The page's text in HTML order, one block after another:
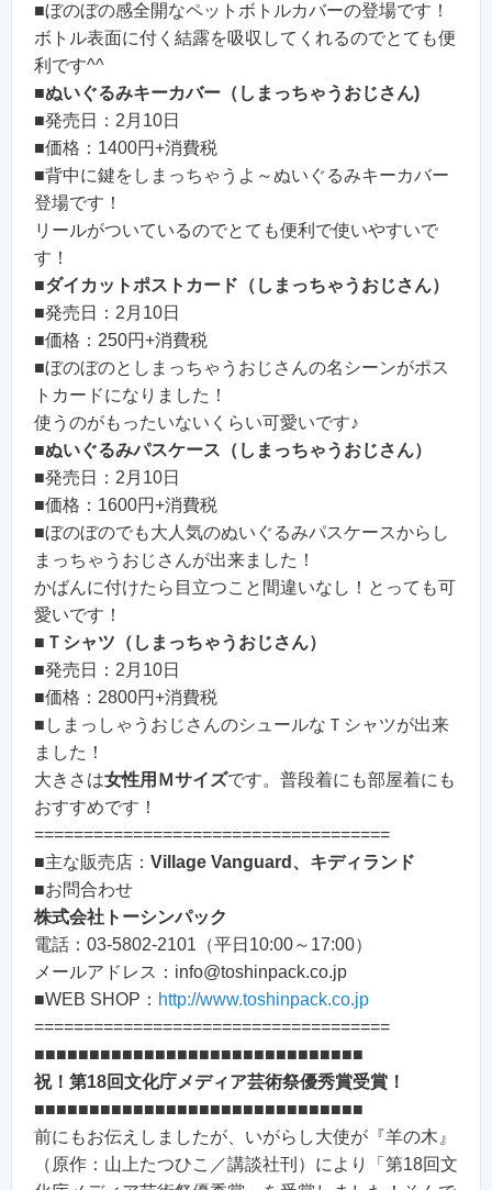
■ぼのぼの感全開なペットボトルカバーの登場です！
ボトル表面に付く結露を吸収してくれるのでとても便
利です^^
■ぬいぐるみキーカバー（しまっちゃうおじさん)
■発売日：2月10日
■価格：1400円+消費税
■背中に鍵をしまっちゃうよ～ぬいぐるみキーカバー
登場です！
リールがついているのでとても便利で使いやすいで
す！
■ダイカットポストカード（しまっちゃうおじさん）
■発売日：2月10日
■価格：250円+消費税
■ぼのぼのとしまっちゃうおじさんの名シーンがポス
トカードになりました！
使うのがもったいないくらい可愛いです♪
■ぬいぐるみパスケース（しまっちゃうおじさん）
■発売日：2月10日
■価格：1600円+消費税
■ぼのぼのでも大人気のぬいぐるみパスケースからし
まっちゃうおじさんが出来ました！
かばんに付けたら目立つこと間違いなし！とっても可
愛いです！
■ Ｔシャツ（しまっちゃうおじさん）
■発売日：2月10日
■価格：2800円+消費税
■しまっしゃうおじさんのシュールなＴシャツが出来
ました！
大きさは女性用Ｍサイズです。普段着にも部屋着にも
おすすめです！
====================================
■主な販売店： Village Vanguard、キディランド
■お問合わせ
株式会社トーシンパック
電話：03-5802-2101（平日10:00～17:00）
メールアドレス：info@toshinpack.co.jp
■WEB SHOP： http://www.toshinpack.co.jp
====================================
■■■■■■■■■■■■■■■■■■■■■■■■■■■■■■
祝！第18回文化庁メディア芸術祭優秀賞受賞！
■■■■■■■■■■■■■■■■■■■■■■■■■■■■■■
前にもお伝えしましたが、いがらし大使が『羊の木』
（原作：山上たつひこ／講談社刊）により「第18回文